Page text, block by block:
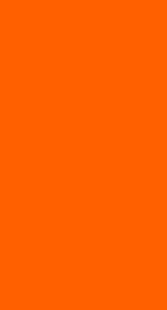
dat in
in de
de informateur,
coalitie die het
tot een
de hoofdpunten